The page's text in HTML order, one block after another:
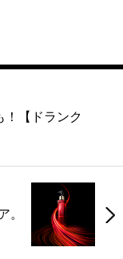
！【ドランク
。